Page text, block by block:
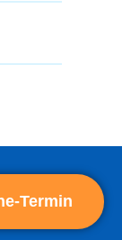
Termin